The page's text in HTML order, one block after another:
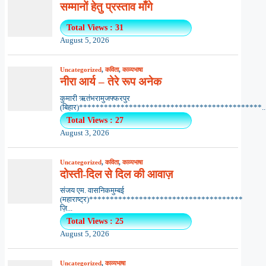
सम्मानों हेतु प्रस्ताव माँगे
Total Views : 31
August 5, 2026
Uncategorized,कविता,काव्यभाषा
नीरा आर्य – तेरे रूप अनेक
कुमारी ऋतंभरामुजफ्फरपुर
Total Views : 27
August 3, 2026
Uncategorized,कविता,काव्यभाषा
दोस्ती-दिल से दिल की आवाज़
संजय एम. वासनिकमुम्बई
(महाराष्ट्र)*************************************
ज़ि...
Total Views : 25
August 5, 2026
Uncategorized,काव्यभाषा